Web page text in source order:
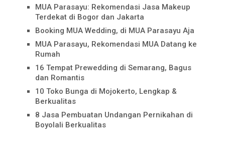
MUA Parasayu: Rekomendasi Jasa Makeup
Terdekat di Bogor dan Jakarta
Booking MUA Wedding, di MUA Parasayu Aja
MUA Parasayu, Rekomendasi MUA Datang ke
Rumah
16 Tempat Prewedding di Semarang, Bagus
dan Romantis
10 Toko Bunga di Mojokerto, Lengkap &
Berkualitas
8 Jasa Pembuatan Undangan Pernikahan di
Boyolali Berkualitas